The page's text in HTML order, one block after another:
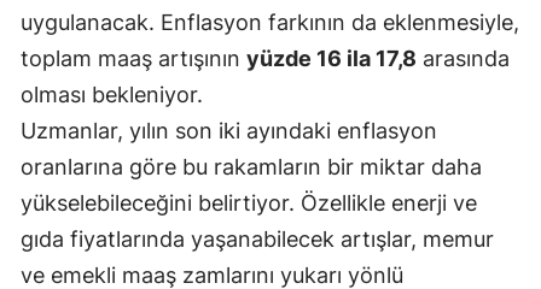
Muş
Nevşehir
Niğde
Ordu
Rize
Sakarya
uygulanacak. Enflasyon farkının da eklenmesiyle,
toplam maaş artışının yüzde 16 ila 17,8 arasında
olması bekleniyor.
Uzmanlar, yılın son iki ayındaki enflasyon
oranlarına göre bu rakamların bir miktar daha
yükselebileceğini belirtiyor. Özellikle enerji ve
gıda fiyatlarında yaşanabilecek artışlar, memur
ve emekli maaş zamlarını yukarı yönlü